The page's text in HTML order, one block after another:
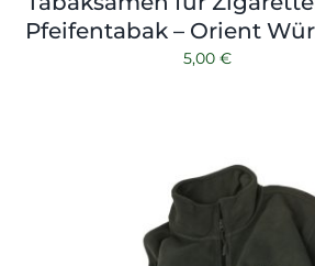
Pfeifentabak – Orient
5,00€